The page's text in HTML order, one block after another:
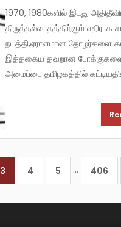
1970, 1980களில் இடது அதிதீவிர வாதத்திற்கும் வலது
திருத்தல்வாதத்திற்கும்
நடத்தி,ஏராளமான தோழர்களை
இத்தகைய தவறான போக்குகளை
அமைப்பை தமிழகத்தில்
3 4 5 … 406